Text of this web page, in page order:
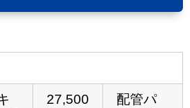
27,500
配管パ